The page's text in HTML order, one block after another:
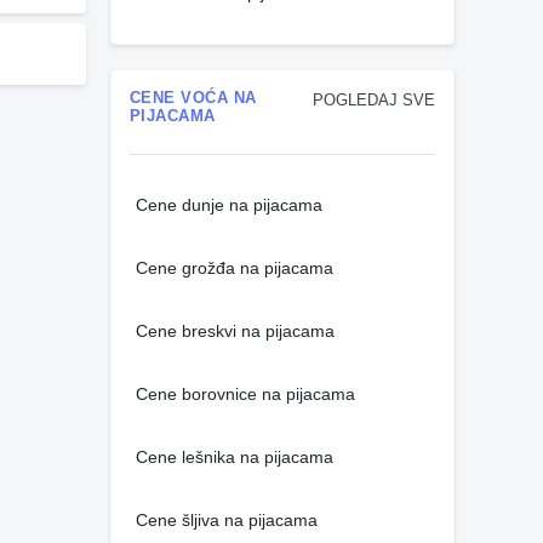
POGLEDAJ SVE
CENE VOĆA NA
PIJACAMA
Cene dunje na pijacama
Cene grožđa na pijacama
Cene breskvi na pijacama
Cene borovnice na pijacama
Cene lešnika na pijacama
Cene šljiva na pijacama